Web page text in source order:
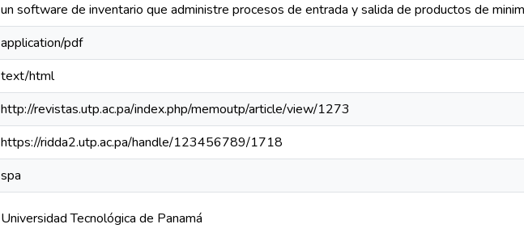
un software de inventario que administre procesos de entrada y salida de productos de
application/pdf
text/html
http://revistas.utp.ac.pa/index.php/memoutp/article/view/1273
https://ridda2.utp.ac.pa/handle/123456789/1718
spa
Universidad Tecnológica de Panamá